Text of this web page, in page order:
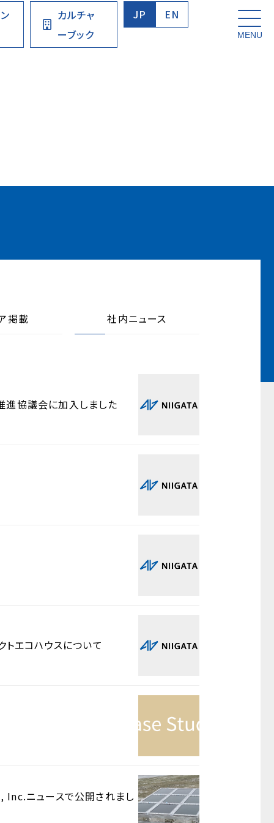
カルチャ
ーブック
JP EN
掲載 社内ニュース
進協議会に加入しました
エコハウスについて
ニュースで公開されまし